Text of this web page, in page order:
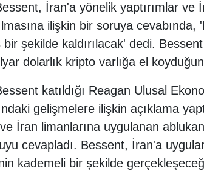
İran'a yönelik yaptırımlar ve
ilişkin bir soruya cevabında,
şekilde kaldırılacak' dedi.
dolarlık kripto varlığa el
katıldığı Reagan Ulusal
gelişmelere ilişkin açıklama
İran limanlarına uygulanan
cevapladı. Bessent, İran'a
kademeli bir şekilde